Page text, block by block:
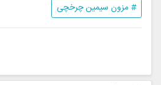
# مزون سیمین چرخچی